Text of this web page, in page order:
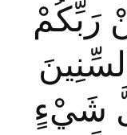
رَبِّكُمْ
شَيْءٍ